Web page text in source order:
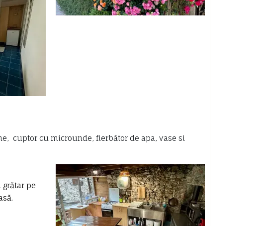
cuptor cu microunde, fierbător de apa, vase si
pe